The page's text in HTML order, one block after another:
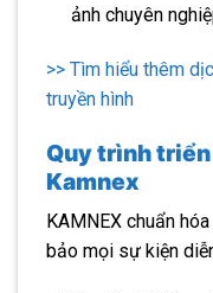
ảnh chuyên
>> Tìm hiểu thêm
truyền hình
Quy trình
Kamnex
KAMNEX chuẩn
bảo mọi sự kiện